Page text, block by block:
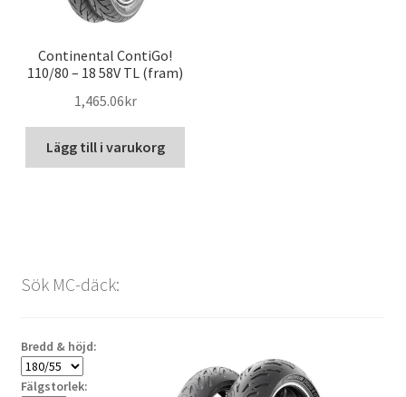
Continental ContiGo!
110/80 – 18 58V TL (fram)
1,465.06kr
Lägg till i varukorg
Sök MC-däck:
Bredd & höjd:
Fälgstorlek: